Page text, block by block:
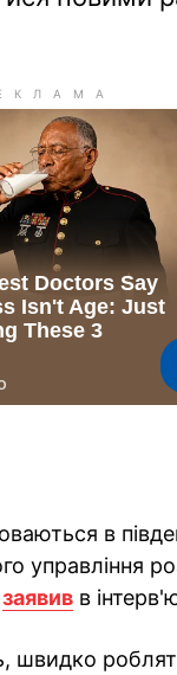
в
управління
заявив в
швидко